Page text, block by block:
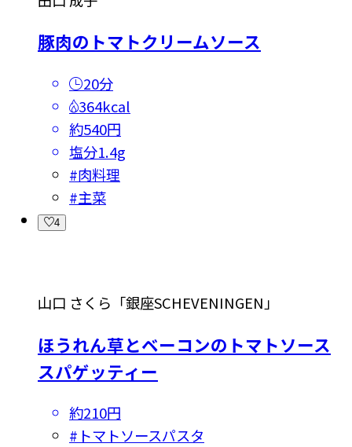
豚肉のトマトクリームソース
20分
364kcal
約540円
塩分1.4g
#肉料理
#主菜
4
山口 さくら「銀座SCHEVENINGEN」
ほうれん草とベーコンのトマトソース
スパゲッティー
約210円
# トマトソースパスタ